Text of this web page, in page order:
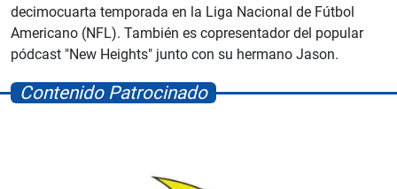
decimocuarta temporada en la Liga Nacional de Fútbol
Americano (NFL). También es copresentador del popular
pódcast "New Heights" junto con su hermano Jason.
Contenido Patrocinado